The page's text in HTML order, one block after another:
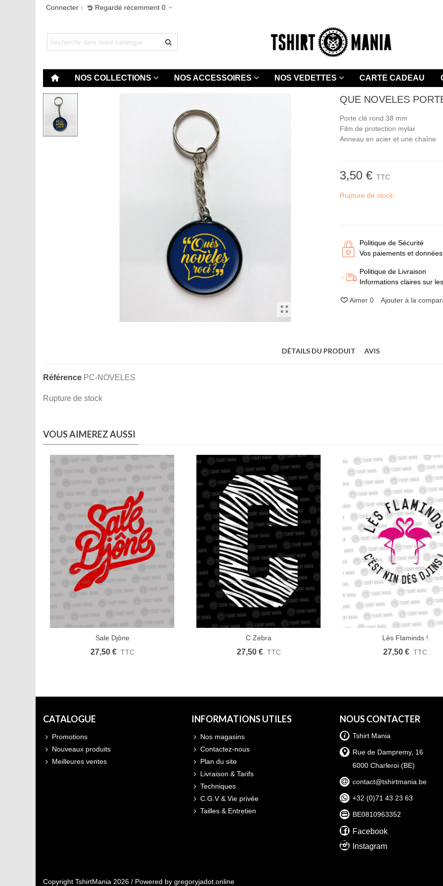
Connecter Regardé récemment 0
NOS COLLECTIONS NOS ACCESSOIRES NOS VEDETTES CARTE CADEAU
QUE NOVELES
Porte clé rond 38 mm
Film de protection mylar
Anneau en acier et une chaîne
3,50 € TTC
Rupture de stock
Politique de Sécurité
Vos paiements et
Politique de Livraison
Informations claires sur
Aimer 0 Ajouter à la
DÉTAILS DU PRODUIT AVIS
Référence PC-NOVELES
Rupture de stock
VOUS AIMEREZ AUSSI
Afficher plusSale Djône
27,50 € TTC
C Zebra
27,50 € TTC
Afficher plusLès Flaminds !
27,50 € TTC
CATALOGUE
Promotions
Nouveaux produits
Meilleures ventes
INFORMATIONS UTILES
Nos magasins
Contactez-nous
Plan du site
Livraison & Tarifs
Techniques
C.G.V & Vie privée
Tailles & Entretien
NOUS CONTACTER
Tshirt Mania
Rue de Dampremy, 16
6000 Charleroi (BE)
contact@tshirtmania.be
+32 (0)71 43 23 63
BE0810963352
Facebook
Instagram
Copyright TshirtMania 2026 / Powered by gregoryjadot.online